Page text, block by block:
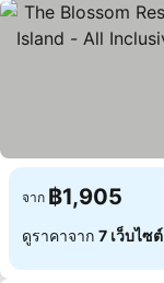
จาก ฿1,905
ดูราคาจาก 7 เว็บไซต์